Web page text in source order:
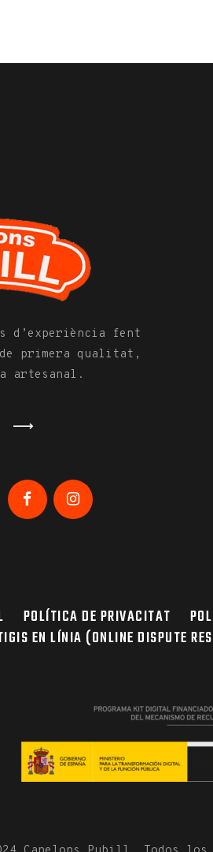
d’experiència fent
de primera qualitat,
artesanal.
POLÍTICA DE PRIVACITAT
EN LÍNIA (ONLINE DISPUTE